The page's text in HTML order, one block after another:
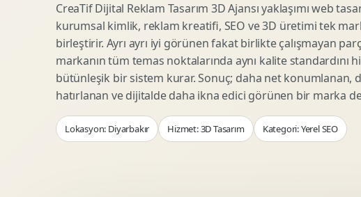
Sepet Odeme UX
Pazaryeri Marka Magazasi
Eticaret SEO Altyapisi
App Landing Page
Form Optimizasyonu
Sales Page Tasarimi
Mikro Animasyon Tasarimi
Interaktif Kampanya
CreaTif Dijital Reklam Tasarım 3D Ajansı yaklaşımı web
kurumsal kimlik, reklam kreatifi, SEO ve 3D üretimi tek
birleştirir. Ayrı ayrı iyi görünen fakat birlikte çalışmayan
markanın tüm temas noktalarında aynı kalite standardını
bütünleşik bir sistem kurar. Sonuç; daha net konumlanan,
hatırlanan ve dijitalde daha ikna edici görünen bir marka
Lokasyon: Diyarbakır Hizmet: 3D Tasarım Kategori: Yerel SEO